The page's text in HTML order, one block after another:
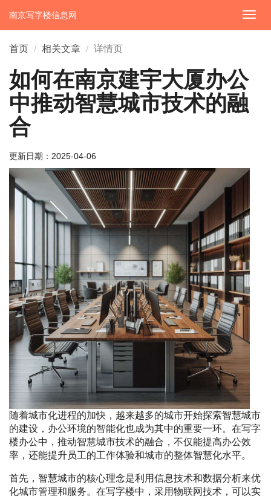
切
换
南京写字楼信息网
首页 相关文章 详情页
如何在南京建宇大厦办公
中推动智慧城市技术的融
合
更新日期： 2025-04-06
随着城市化进程的加快，越来越多的城市开始探索智慧城市
的建设，办公环境的智能化也成为其中的重要一环。在写字
楼办公中，推动智慧城市技术的融合，不仅能提高办公效
率，还能提升员工的工作体验和城市的整体智慧化水平。
首先，智慧城市的核心理念是利用信息技术和数据分析来优
化城市管理和服务。在写字楼中，采用物联网技术，可以实